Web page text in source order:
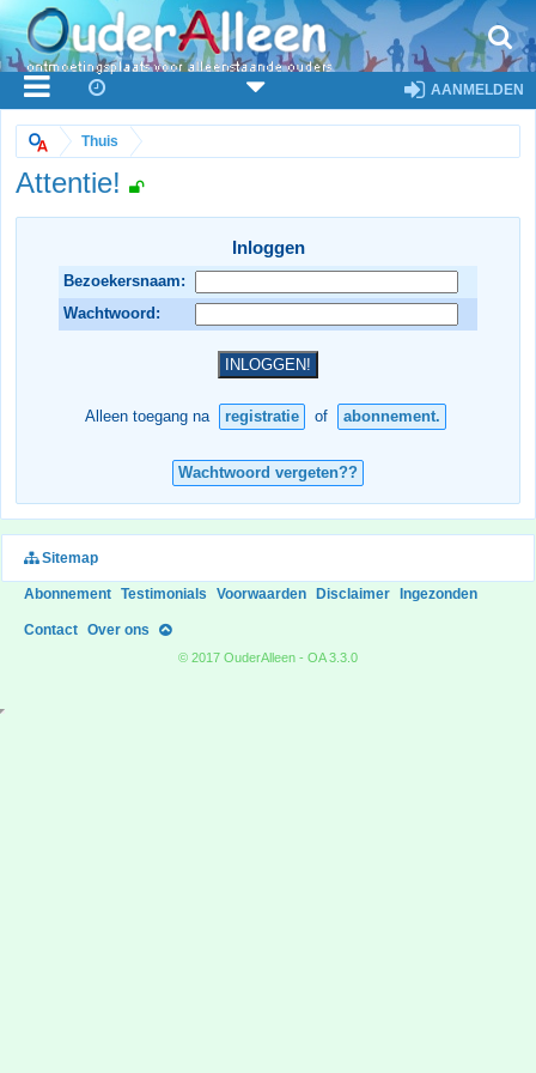
AANMELDEN
Thuis
Attentie!
Inloggen
Bezoekersnaam:
Wachtwoord:
Alleen toegang na registratie of abonnement.
Wachtwoord vergeten??
Sitemap
Abonnement Testimonials Voorwaarden Disclaimer Ingezonden
Contact Over ons
© 2017 OuderAlleen - OA 3.3.0